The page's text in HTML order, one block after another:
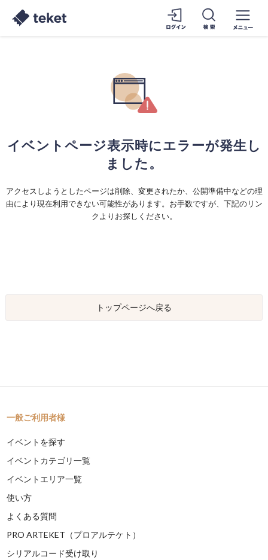
イベントページ表示時にエラーが発生し
ました。
アクセスしようとしたページは削除、変更されたか、公開準備中などの理
由により現在利用できない可能性があります。お手数ですが、下記のリン
クよりお探しください。
トップページへ戻る
一般ご利用者様
イベントを探す
イベントカテゴリ一覧
イベントエリア一覧
使い方
よくある質問
PRO ARTEKET（プロアルテケト）
シリアルコード受け取り